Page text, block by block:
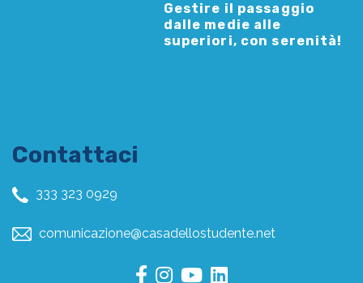
Gestire il passaggio
dalle medie alle
superiori, con serenità!
Contattaci
333 323 0929
comunicazione@casadellostudente.net